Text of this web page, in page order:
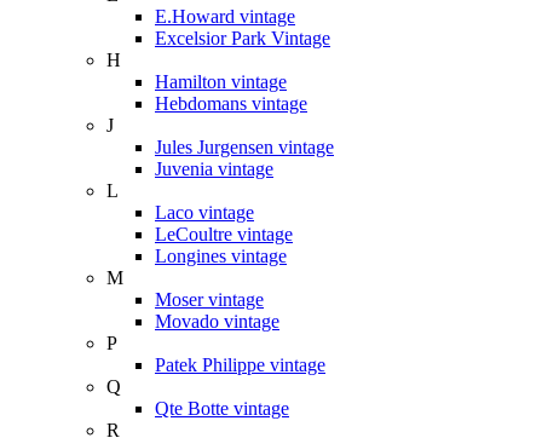
E.Howard vintage
Excelsior Park Vintage
H
Hamilton vintage
Hebdomans vintage
J
Jules Jurgensen vintage
Juvenia vintage
L
Laco vintage
LeCoultre vintage
Longines vintage
M
Moser vintage
Movado vintage
P
Patek Philippe vintage
Q
Qte Botte vintage
R